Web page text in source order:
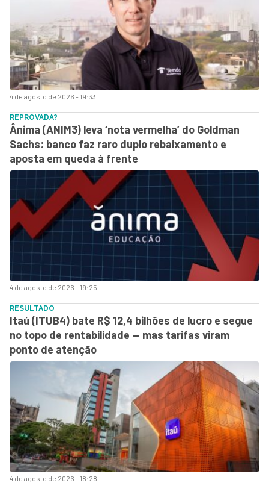
4 de agosto de 2026 - 19:33
4 de agosto de 2026 - 19:25
REPROVADA?
Ânima (ANIM3) leva ‘nota vermelha’ do Goldman
Sachs: banco faz raro duplo rebaixamento e
aposta em queda à frente
4 de agosto de 2026 - 18:28
RESULTADO
Itaú (ITUB4) bate R$ 12,4 bilhões de lucro e segue
no topo de rentabilidade — mas tarifas viram
ponto de atenção